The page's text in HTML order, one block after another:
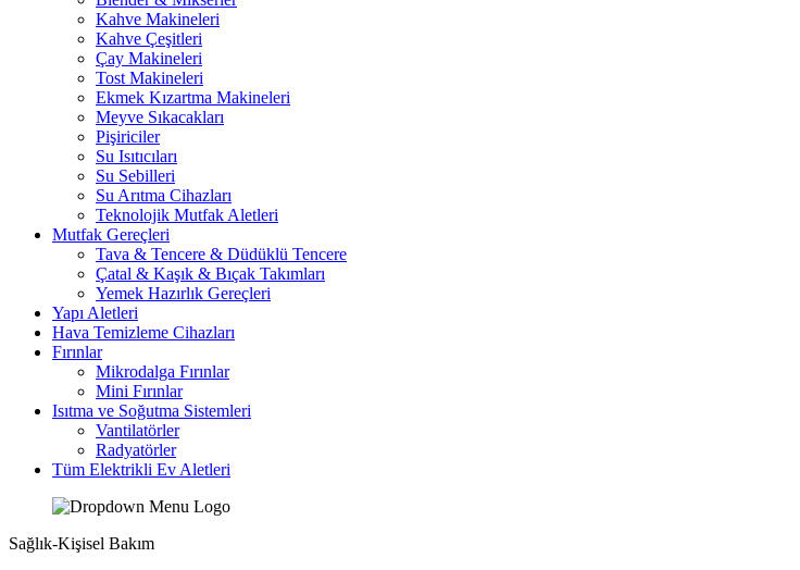
Kahve Makineleri
Kahve Çeşitleri
Çay Makineleri
Tost Makineleri
Ekmek Kızartma Makineleri
Meyve Sıkacakları
Pişiriciler
Su Isıtıcıları
Su Sebilleri
Su Arıtma Cihazları
Teknolojik Mutfak Aletleri
Mutfak Gereçleri
Tava & Tencere & Düdüklü Tencere
Çatal & Kaşık & Bıçak Takımları
Yemek Hazırlık Gereçleri
Yapı Aletleri
Hava Temizleme Cihazları
Fırınlar
Mikrodalga Fırınlar
Mini Fırınlar
Isıtma ve Soğutma Sistemleri
Vantilatörler
Radyatörler
Tüm Elektrikli Ev Aletleri
Sağlık-Kişisel Bakım